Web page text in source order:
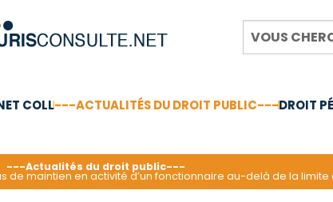
COLL---ACTUALITÉS DU DROIT PUBLIC---DROIT
---Actualités du droit public---
de maintien en activité d’un fonctionnaire au-delà de la